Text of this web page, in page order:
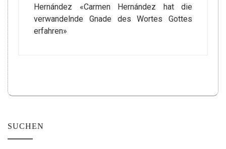
Hernández «Carmen Hernández hat die
verwandelnde Gnade des Wortes Gottes
erfahren»
SUCHEN